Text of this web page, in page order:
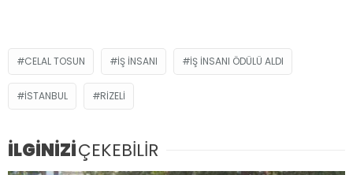
CELAL TOSUN IŞ INSANI IŞ INSANI ÖDÜLÜ ALDI
ISTANBUL RIZELI
İLGİNİZİÇEKEBİLİR